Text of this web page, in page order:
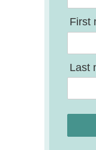
First
Last